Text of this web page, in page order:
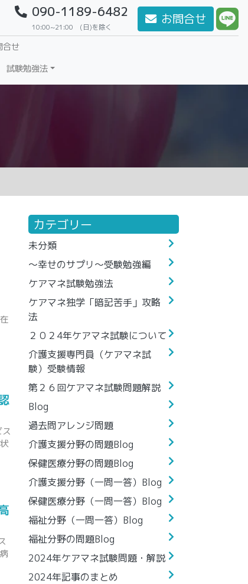
090-1189-6482
10:00~21:00 (日)を除く
お問合せ
合せ
試験勉強法
カテゴリー
未分類
～幸せのサプリ～受験勉強編
ケアマネ試験勉強法
ケアマネ独学「暗記苦手」攻略
法
２０２4年ケアマネ試験について
介護支援専門員（ケアマネ試
験）受験情報
第２６回ケアマネ試験問題解説
Blog
過去問アレンジ問題
介護支援分野の問題Blog
保健医療分野の問題Blog
介護支援分野（一問一答）Blog
保健医療分野（一問一答）Blog
福祉分野（一問一答）Blog
福祉分野の問題Blog
2024年ケアマネ試験問題・解説
2024年記事のまとめ